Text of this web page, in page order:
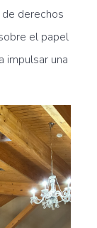
derechos
el papel
impulsar una